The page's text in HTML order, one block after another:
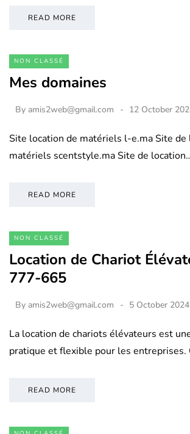
READ MORE
NON CLASSÉ
Mes domaines
By amis2web@gmail.com 12 October
Site location de matériels l-e.ma Site de
matériels scentstyle.ma Site de
READ MORE
NON CLASSÉ
Location de Chariot
777-665
By amis2web@gmail.com 5 October 2024
La location de chariots élévateurs est
pratique et flexible pour les entreprises.
READ MORE